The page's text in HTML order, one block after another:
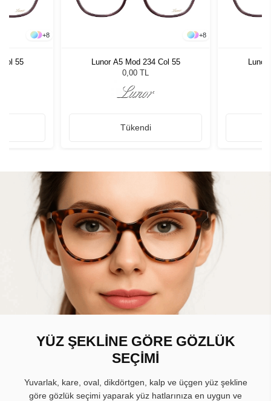
+8
55
+8
Lunor A5 Mod 234 Col 55
0,00 TL
Tükendi
Lunor
YÜZ ŞEKLİNE GÖRE GÖZLÜK
SEÇİMİ
Yuvarlak, kare, oval, dikdörtgen, kalp ve üçgen yüz şekline
göre gözlük seçimi yaparak yüz hatlarınıza en uygun ve